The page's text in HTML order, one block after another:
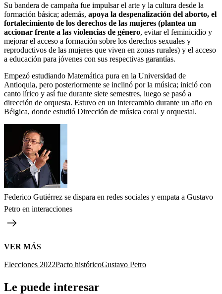
Su bandera de campaña fue impulsar el arte y la cultura desde la
formación básica; además, apoya la despenalización del aborto, el
fortalecimiento de los derechos de las mujeres (plantea un
accionar frente a las violencias de género, evitar el feminicidio y
mejorar el acceso a formación sobre los derechos sexuales y
reproductivos de las mujeres que viven en zonas rurales) y el acceso
a educación para jóvenes con sus respectivas garantías.
Empezó estudiando Matemática pura en la Universidad de
Antioquia, pero posteriormente se inclinó por la música; inició con
canto lírico y así fue durante siete semestres, luego se pasó a
dirección de orquesta. Estuvo en un intercambio durante un año en
Bélgica, donde estudió Dirección de música coral y orquestal.
Federico Gutiérrez se dispara en redes sociales y empata a Gustavo
Petro en interacciones
VER MÁS
Elecciones 2022Pacto históricoGustavo Petro
Le puede interesar